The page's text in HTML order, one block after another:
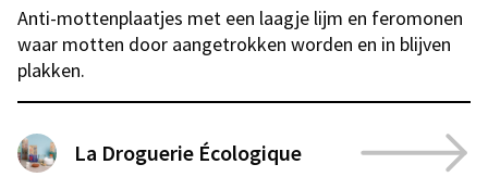
Anti-mottenplaatjes met een laagje lijm en feromonen
waar motten door aangetrokken worden en in blijven
plakken.
La Droguerie Écologique